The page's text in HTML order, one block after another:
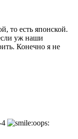
то есть японской.
уж наши
Конечно я не
4